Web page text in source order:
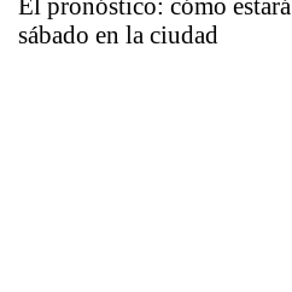
sábado en la ciudad